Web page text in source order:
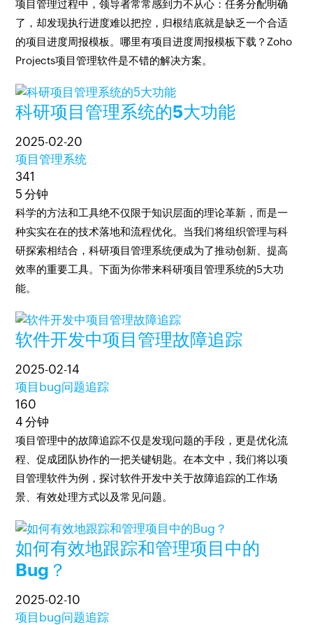
项目管理过程中，领导者常常感到力不从心：任务分配明确
了，却发现执行进度难以把控，归根结底就是缺乏一个合适
的项目进度周报模板。哪里有项目进度周报模板下载？Zoho
Projects项目管理软件是不错的解决方案。
科研项目管理系统的5大功能
2025-02-20
项目管理系统
341
5 分钟
科学的方法和工具绝不仅限于知识层面的理论革新，而是一
种实实在在的技术落地和流程优化。当我们将组织管理与科
研探索相结合，科研项目管理系统便成为了推动创新、提高
效率的重要工具。下面为你带来科研项目管理系统的5大功
能。
软件开发中项目管理故障追踪
2025-02-14
项目bug问题追踪
160
4 分钟
项目管理中的故障追踪不仅是发现问题的手段，更是优化流
程、促成团队协作的一把关键钥匙。在本文中，我们将以项
目管理软件为例，探讨软件开发中关于故障追踪的工作场
景、有效处理方式以及常见问题。
如何有效地跟踪和管理项目中的
Bug？
2025-02-10
项目bug问题追踪